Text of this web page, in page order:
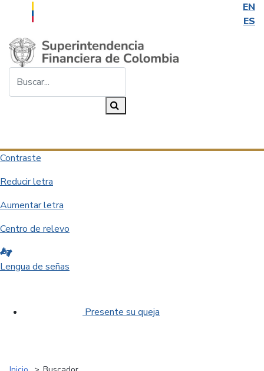
EN
ES
Saltar al contenido principal
Contraste
Reducir letra
Aumentar letra
Centro de relevo
Lengua de señas
Presente su queja